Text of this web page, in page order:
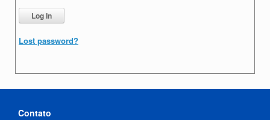
Lost password?
Contato